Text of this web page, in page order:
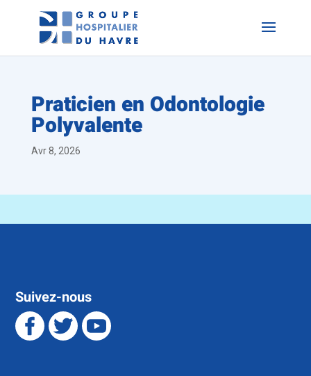
Praticien en Odontologie
Polyvalente
Avr 8, 2026
Suivez-nous